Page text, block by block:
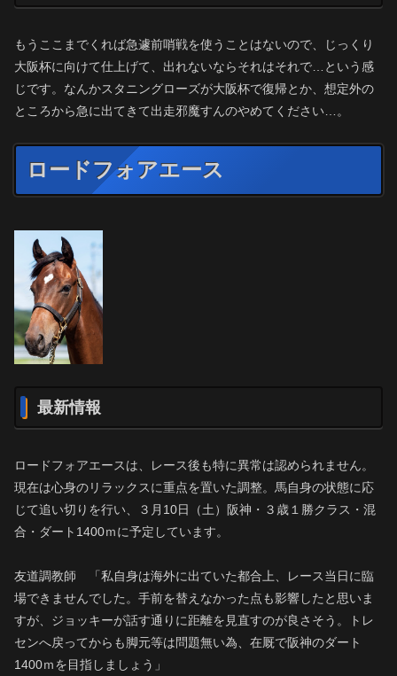
もうここまでくれば急遽前哨戦を使うことはないので、じっくり
大阪杯に向けて仕上げて、出れないならそれはそれで…という感
じです。なんかスタニングローズが大阪杯で復帰とか、想定外の
ところから急に出てきて出走邪魔すんのやめてください…。
ロードフォアエース
最新情報
ロードフォアエースは、レース後も特に異常は認められません。
現在は心身のリラックスに重点を置いた調整。馬自身の状態に応
じて追い切りを行い、３月10日（土）阪神・３歳１勝クラス・混
合・ダート1400ｍに予定しています。
友道調教師 「私自身は海外に出ていた都合上、レース当日に臨
場できませんでした。手前を替えなかった点も影響したと思いま
すが、ジョッキーが話す通りに距離を見直すのが良さそう。トレ
センへ戻ってからも脚元等は問題無い為、在厩で阪神のダート
1400ｍを目指しましょう」